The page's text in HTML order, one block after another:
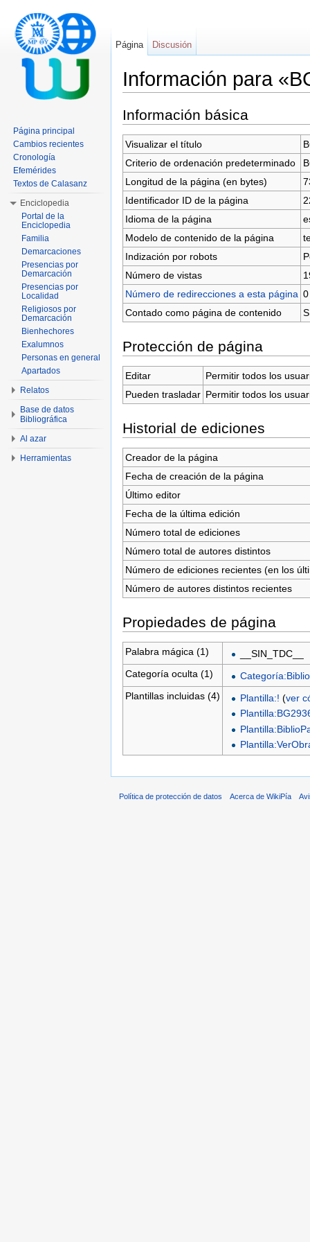
Información para
Información básica
Visualizar el título
Criterio de ordenación predeterminado
Longitud de la página (en bytes)
Identificador ID de la página
Idioma de la página
Modelo de contenido de la página
Indización por robots
Número de vistas
Número de redirecciones a esta página 0
Contado como página de contenido
Protección de página
Editar
Permitir todos los
Pueden trasladar Permitir todos los
Historial de ediciones
Creador de la página
Fecha de creación de la página
Último editor
Fecha de la última edición
Número total de ediciones
Número total de autores distintos
Número de ediciones recientes (en los
Número de autores distintos recientes
Propiedades de página
Palabra mágica (1)
__SIN_TDC__
Categoría oculta (1)
Plantillas incluidas (4)
Plantilla:! (ver
Página Discusión
Página principal
Cambios recientes
Cronología
Efemérides
Textos de Calasanz
Enciclopedia
Portal de la
Enciclopedia
Familia
Demarcaciones
Presencias por
Demarcación
Presencias por
Localidad
Religiosos por
Demarcación
Bienhechores
Exalumnos
Personas en general
Apartados
Relatos
Base de datos
Bibliográfica
Al azar
Herramientas
Política de protección de datos Acerca de WikiPía